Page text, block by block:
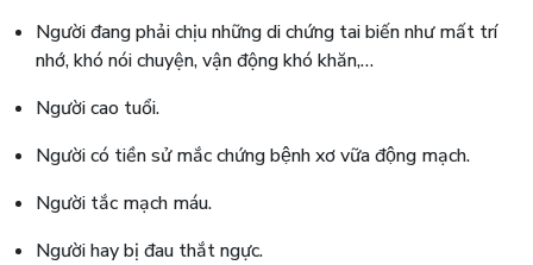
Người đang phải chịu những di chứng tai biến như mất trí
nhớ, khó nói chuyện, vận động khó khăn,…
Người cao tuổi.
Người có tiền sử mắc chứng bệnh xơ vữa động mạch.
Người tắc mạch máu.
Người hay bị đau thắt ngực.